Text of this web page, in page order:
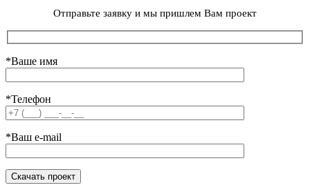
Отправьте заявку и мы пришлем Вам проект
*Ваше имя
*Телефон
*Ваш e-mail